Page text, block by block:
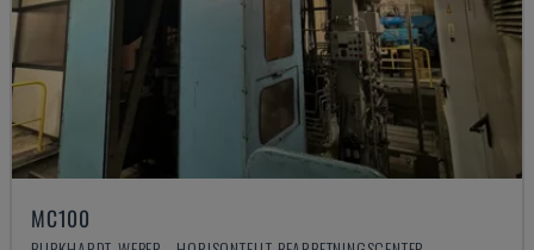
MC100